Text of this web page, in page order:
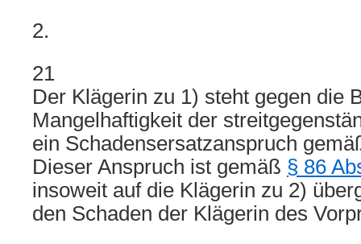
2.
21
Der Klägerin zu 1) steht gegen die
Mangelhaftigkeit der
ein Schadensersatzanspruch
Dieser Anspruch ist gemäß § 86
insoweit auf die Klägerin zu 2)
den Schaden der Klägerin des